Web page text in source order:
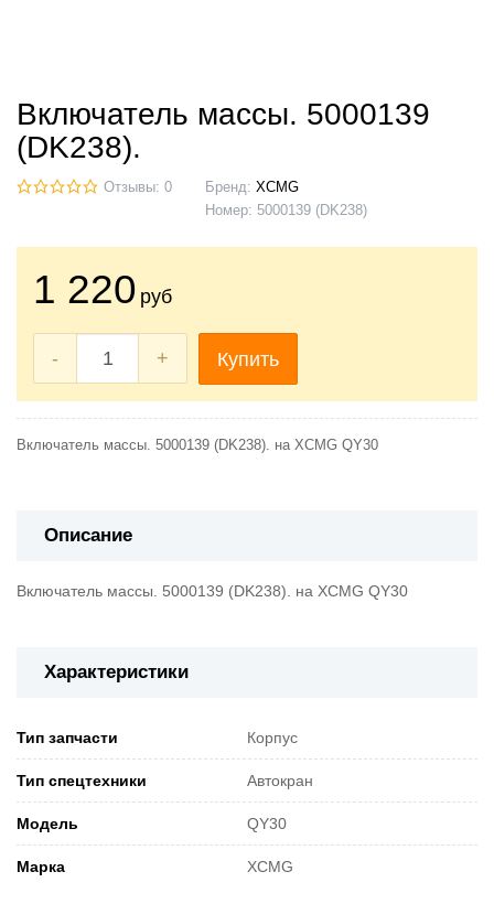
Включатель массы. 5000139
(DK238).
Отзывы: 0 Бренд: XCMG
Номер: 5000139 (DK238)
1 220 руб
- + Купить
Включатель массы. 5000139 (DK238). на XCMG QY30
Описание
Включатель массы. 5000139 (DK238). на XCMG QY30
Характеристики
Тип запчасти Корпус
Тип спецтехники Автокран
Модель QY30
Марка XCMG